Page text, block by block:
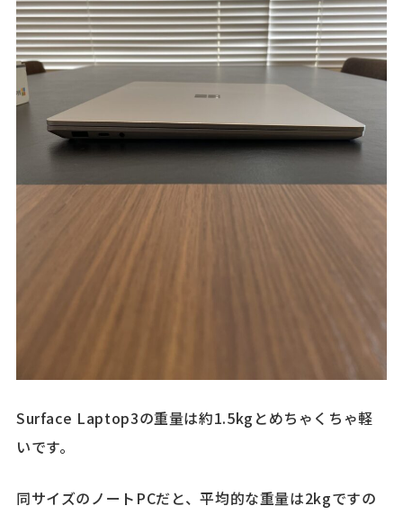
Surface Laptop3の重量は約1.5kgとめちゃくちゃ軽
いです。
同サイズのノートPCだと、平均的な重量は2kgですの